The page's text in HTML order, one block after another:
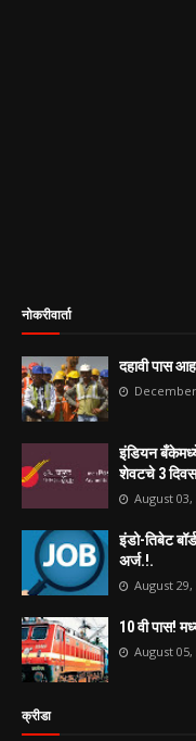
नोकरीवार्ता
दहावी पास
इंडियन
शेवटचे 3 दिवस
August 03,
इंडो-तिबेट
अर्ज.!.
August 29,
10 वी पास!
August 05,
क्रीडा